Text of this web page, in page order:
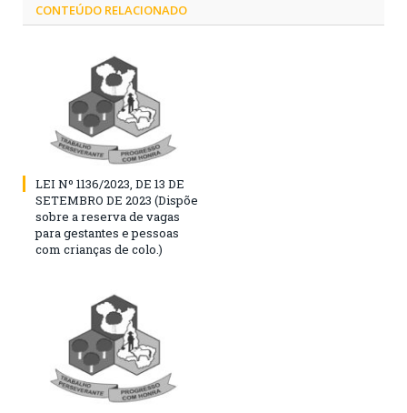
CONTEÚDO RELACIONADO
LEI Nº 1136/2023, DE 13 DE
SETEMBRO DE 2023 (Dispõe
sobre a reserva de vagas
para gestantes e pessoas
com crianças de colo.)